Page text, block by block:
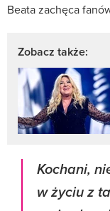
Beata zachęca
Zobacz także:
Kochani,
w życiu z